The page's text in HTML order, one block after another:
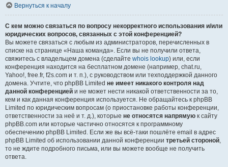
Вернуться к началу
С кем можно связаться по вопросу некорректного использования и/или
юридических вопросов, связанных с этой конференцией?
Вы можете связаться с любым из администраторов, перечисленных в
списке на странице «Наша команда». Если вы не получили ответа,
свяжитесь с владельцем домена (сделайте whois lookup) или, если
конференция находится на бесплатном домене (например, chat.ru,
Yahoo!, free.fr, f2s.com и т. п.), с руководством или техподдержкой данного
домена. Учтите, что phpBB Limited не имеет никакого контроля над
данной конференцией и не может нести никакой ответственности за то,
кем и как данная конференция используется. Не обращайтесь к phpBB
Limited по юридическим вопросам (о приостановке работы конференции,
ответственности за неё и т. д.), которые не относятся напрямую к сайту
phpBB.com или которые частично относятся к программному
обеспечению phpBB Limited. Если же вы всё-таки пошлёте email в адрес
phpBB Limited об использовании данной конференции третьей стороной,
то не ждите подробного письма, или вы можете вообще не получить
ответа.